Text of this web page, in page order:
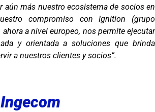
aún más nuestro ecosistema de socios en
compromiso con Ignition (grupo
a nivel europeo, nos permite ejecutar
y orientada a soluciones que brinda
a nuestros clientes y socios”.